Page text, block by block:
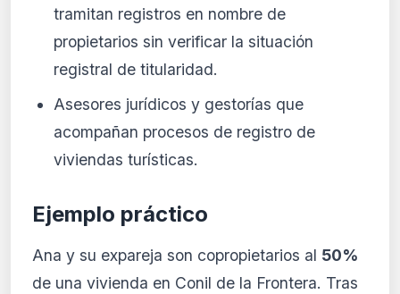
tramitan registros en nombre de
propietarios sin verificar la situación
registral de titularidad.
Asesores jurídicos y gestorías que
acompañan procesos de registro de
viviendas turísticas.
Ejemplo práctico
Ana y su expareja son copropietarios al 50%
de una vivienda en Conil de la Frontera. Tras